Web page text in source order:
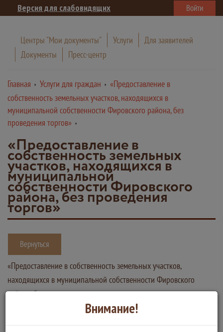
Версия для слабовидящих Войти
Центры "Мои документы" Услуги
Для заявителей
Документы
Пресс-центр
Главная Услуги для граждан
«Предоставление в
собственность земельных участков, находящихся в
муниципальной собственности Фировского района, без
проведения торгов»
«Предоставление в
собственность земельных
участков, находящихся в
муниципальной
собственности Фировского
района, без проведения
торгов»
Вернуться
«Предоставление в собственность земельных участков,
находящихся в муниципальной собственности Фировского
района, без проведения торгов»
Администрация Фировского района Тверской области
Внимание!